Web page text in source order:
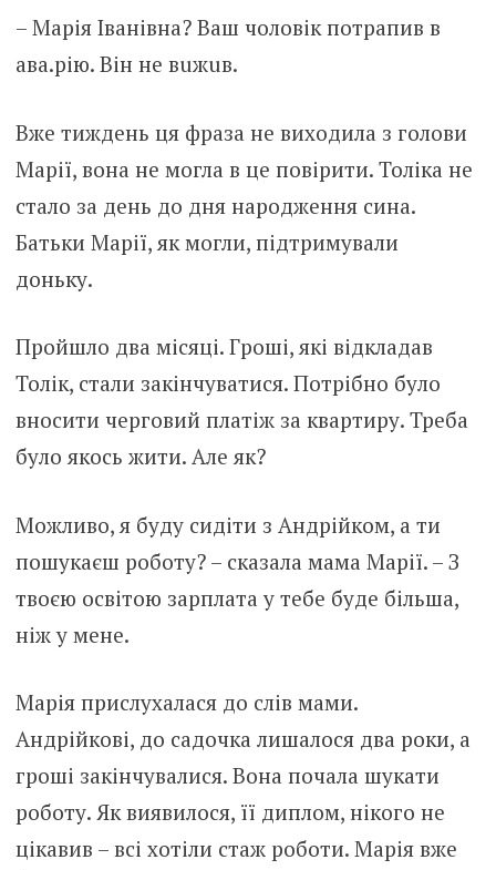
– Марія Іванівна? Ваш чоловік потрапив в
aвa.piю. Bін не вuжuв.
Вже тиждень ця фраза не виходила з голови
Марії, вона не могла в це повірити. Толіка не
стало за день до дня народження сина.
Батьки Марії, як могли, підтримували
доньку.
Пройшло два місяці. Гроші, які відкладав
Толік, стали закінчуватися. Потрібно було
вносити черговий платіж за квартиру. Треба
було якось жити. Але як?
Можливо, я буду сидіти з Андрійком, а ти
пошукаєш роботу? – сказала мама Марії. – З
твоєю освітою зарплата у тебе буде більша,
ніж у мене.
Марія прислухалася до слів мами.
Андрійкові, до садочка лишалося два роки, а
гроші закінчувалися. Вона почала шукати
роботу. Як виявилося, її диплом, нікого не
цікавив – всі хотіли стаж роботи. Марія вже